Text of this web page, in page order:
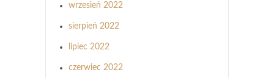
wrzesień 2022
sierpień 2022
lipiec 2022
czerwiec 2022